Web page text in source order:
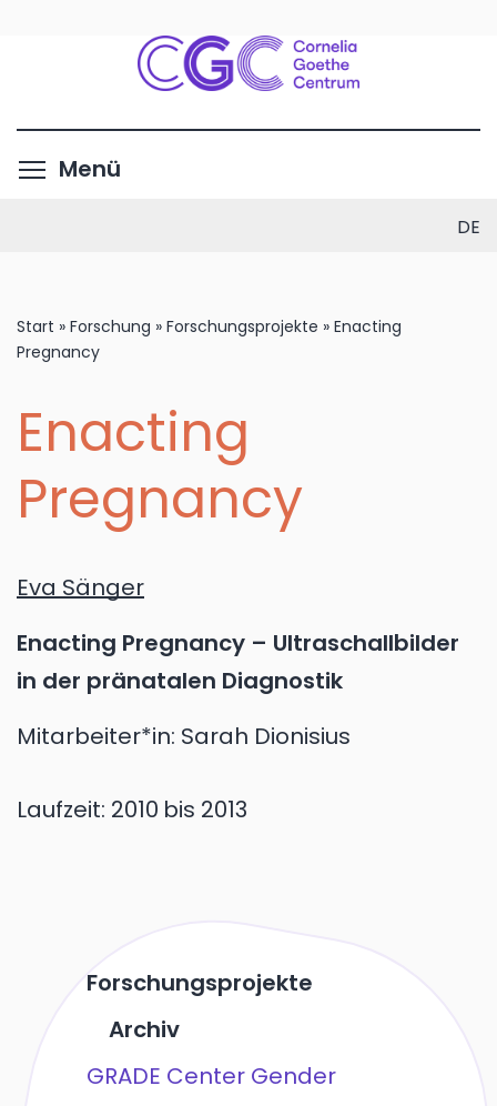
Inhalt
Menü
DE
Start » Forschung » Forschungsprojekte » Enacting
Pregnancy
Enacting
Pregnancy
Eva Sänger
Enacting Pregnancy – Ultraschallbilder
in der pränatalen Diagnostik
Mitarbeiter*in: Sarah Dionisius
Laufzeit: 2010 bis 2013
Forschungsprojekte
Archiv
GRADE Center Gender